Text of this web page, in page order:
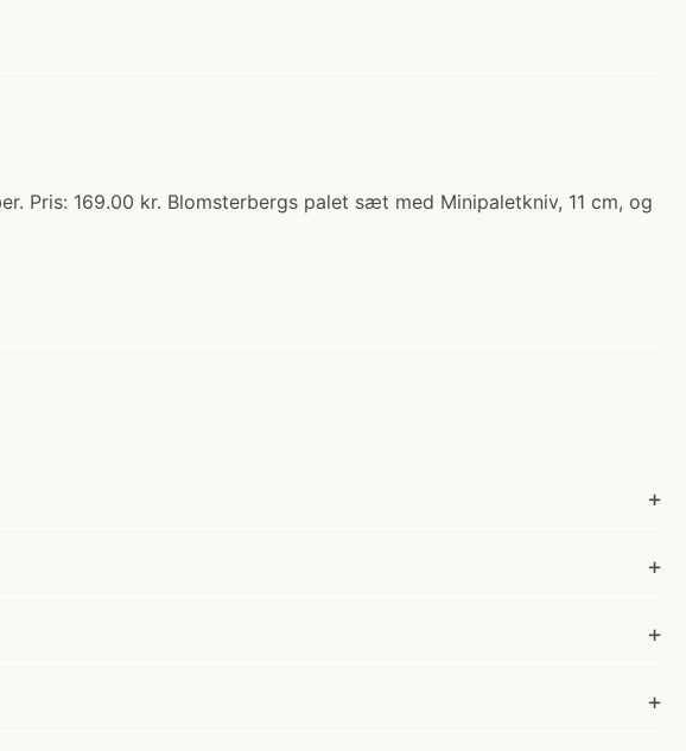
Pris: 169.00 kr. Blomsterbergs palet sæt med Minipaletkniv, 11 cm, og